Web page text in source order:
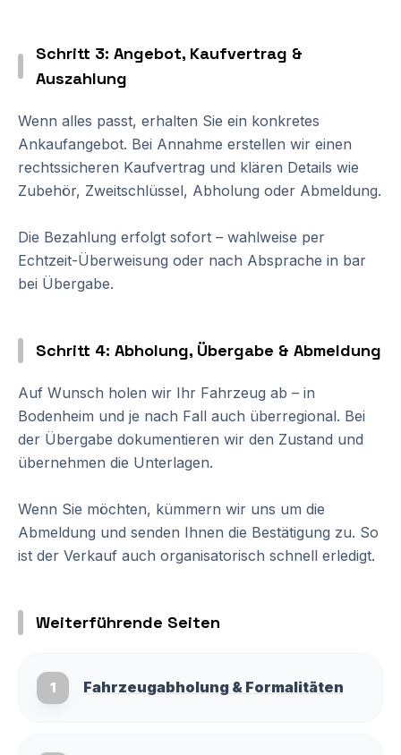
Schritt 3: Angebot, Kaufvertrag &
Auszahlung
Wenn alles passt, erhalten Sie ein konkretes
Ankaufangebot. Bei Annahme erstellen wir einen
rechtssicheren Kaufvertrag und klären Details wie
Zubehör, Zweitschlüssel, Abholung oder Abmeldung.
Die Bezahlung erfolgt sofort – wahlweise per
Echtzeit-Überweisung oder nach Absprache in bar
bei Übergabe.
Schritt 4: Abholung, Übergabe & Abmeldung
Auf Wunsch holen wir Ihr Fahrzeug ab – in
Bodenheim und je nach Fall auch überregional. Bei
der Übergabe dokumentieren wir den Zustand und
übernehmen die Unterlagen.
Wenn Sie möchten, kümmern wir uns um die
Abmeldung und senden Ihnen die Bestätigung zu. So
ist der Verkauf auch organisatorisch schnell erledigt.
Weiterführende Seiten
1 Fahrzeugabholung & Formalitäten